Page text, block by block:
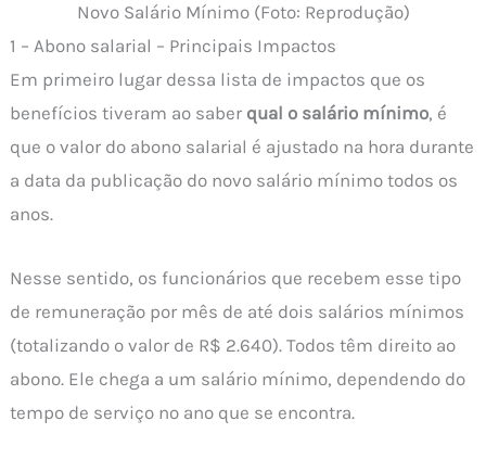
Novo Salário Mínimo (Foto: Reprodução)
1 – Abono salarial – Principais Impactos
Em primeiro lugar dessa lista de impactos que os
benefícios tiveram ao saber qual o salário mínimo, é
que o valor do abono salarial é ajustado na hora durante
a data da publicação do novo salário mínimo todos os
anos.
Nesse sentido, os funcionários que recebem esse tipo
de remuneração por mês de até dois salários mínimos
(totalizando o valor de R$ 2.640). Todos têm direito ao
abono. Ele chega a um salário mínimo, dependendo do
tempo de serviço no ano que se encontra.